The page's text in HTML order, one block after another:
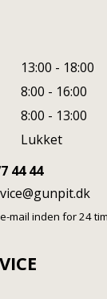
13:00 - 18:00
8:00 - 16:00
8:00 - 13:00
Lukket
44 44
mail inden for 24